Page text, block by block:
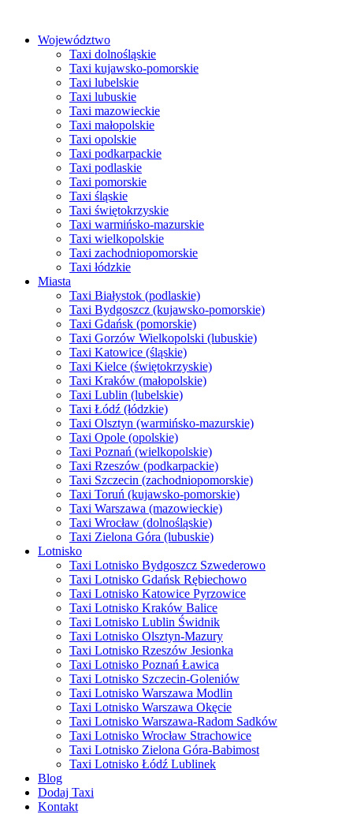
treści
Województwo
Taxi dolnośląskie
Taxi kujawsko-pomorskie
Taxi lubelskie
Taxi lubuskie
Taxi mazowieckie
Taxi małopolskie
Taxi opolskie
Taxi podkarpackie
Taxi podlaskie
Taxi pomorskie
Taxi śląskie
Taxi świętokrzyskie
Taxi warmińsko-mazurskie
Taxi wielkopolskie
Taxi zachodniopomorskie
Taxi łódzkie
Miasta
Taxi Białystok (podlaskie)
Taxi Bydgoszcz (kujawsko-pomorskie)
Taxi Gdańsk (pomorskie)
Taxi Gorzów Wielkopolski (lubuskie)
Taxi Katowice (śląskie)
Taxi Kielce (świętokrzyskie)
Taxi Kraków (małopolskie)
Taxi Lublin (lubelskie)
Taxi Łódź (łódzkie)
Taxi Olsztyn (warmińsko-mazurskie)
Taxi Opole (opolskie)
Taxi Poznań (wielkopolskie)
Taxi Rzeszów (podkarpackie)
Taxi Szczecin (zachodniopomorskie)
Taxi Toruń (kujawsko-pomorskie)
Taxi Warszawa (mazowieckie)
Taxi Wrocław (dolnośląskie)
Taxi Zielona Góra (lubuskie)
Lotnisko
Taxi Lotnisko Bydgoszcz Szwederowo
Taxi Lotnisko Gdańsk Rębiechowo
Taxi Lotnisko Katowice Pyrzowice
Taxi Lotnisko Kraków Balice
Taxi Lotnisko Lublin Świdnik
Taxi Lotnisko Olsztyn-Mazury
Taxi Lotnisko Rzeszów Jesionka
Taxi Lotnisko Poznań Ławica
Taxi Lotnisko Szczecin-Goleniów
Taxi Lotnisko Warszawa Modlin
Taxi Lotnisko Warszawa Okęcie
Taxi Lotnisko Warszawa-Radom Sadków
Taxi Lotnisko Wrocław Strachowice
Taxi Lotnisko Zielona Góra-Babimost
Taxi Lotnisko Łódź Lublinek
Blog
Dodaj Taxi
Kontakt